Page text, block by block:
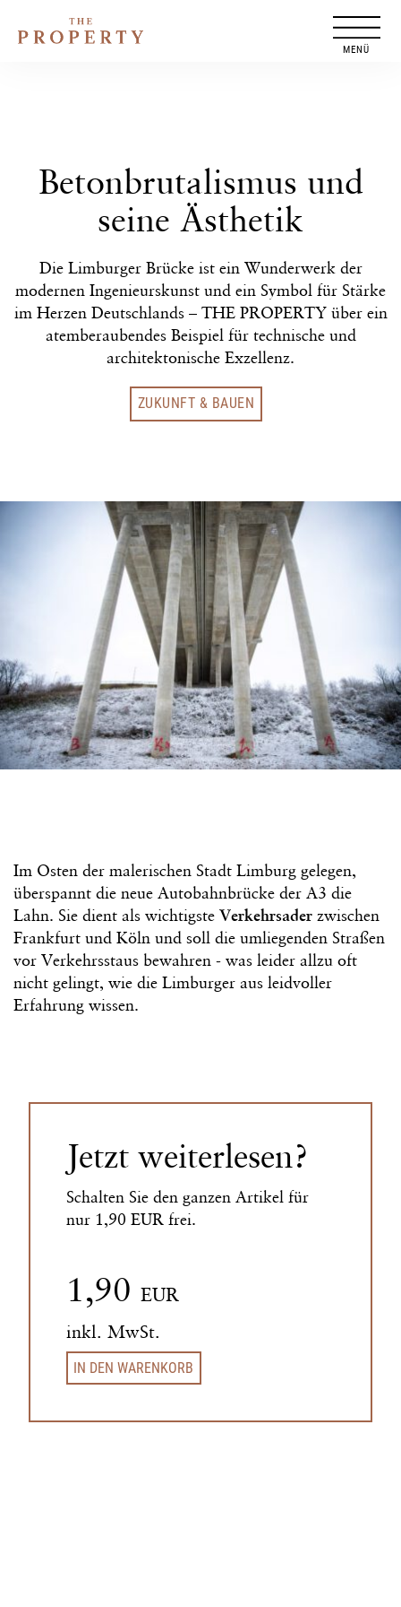
Inhalt
Betonbrutalismus und
seine Ästhetik
Die Limburger Brücke ist ein Wunderwerk der
modernen Ingenieurskunst und ein Symbol für Stärke
im Herzen Deutschlands – THE PROPERTY über ein
atemberaubendes Beispiel für technische und
architektonische Exzellenz.
ZUKUNFT & BAUEN
Im Osten der malerischen Stadt Limburg gelegen,
überspannt die neue Autobahnbrücke der A3 die
Lahn. Sie dient als wichtigste Verkehrsader zwischen
Frankfurt und Köln und soll die umliegenden Straßen
vor Verkehrsstaus bewahren - was leider allzu oft
nicht gelingt, wie die Limburger aus leidvoller
Erfahrung wissen.
Jetzt weiterlesen?
Schalten Sie den ganzen Artikel für
nur 1,90 EUR frei.
1,90 EUR
inkl. MwSt.
IN DEN WARENKORB